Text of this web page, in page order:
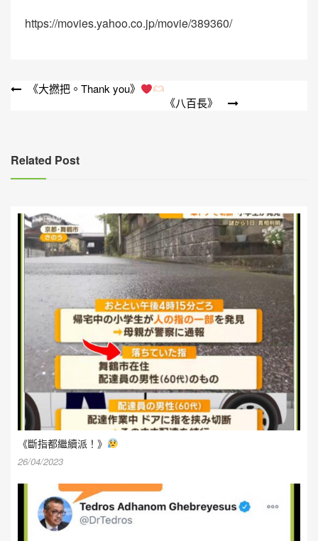
https://movies.yahoo.co.jp/movie/389360/
文
覽
《大撚把。Thank you》
《八百長》
Related Post
《斷指都繼續派！》
26/04/2023